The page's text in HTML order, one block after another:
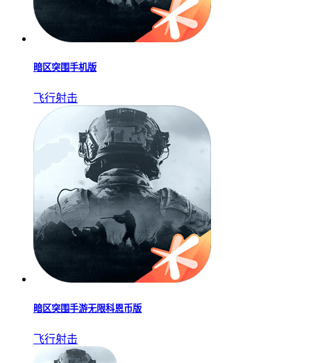
暗区突围手机版
飞行射击
暗区突围手游无限科恩币版
飞行射击